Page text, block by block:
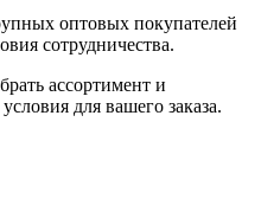
оптовых покупателей
сотрудничества.
ассортимент и
для вашего заказа.